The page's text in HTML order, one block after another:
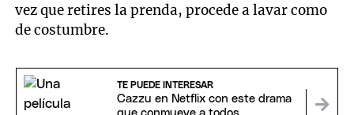
vez que retires la prenda, procede a lavar como
de costumbre.
TE PUEDE INTERESAR
Cazzu en Netflix con este drama